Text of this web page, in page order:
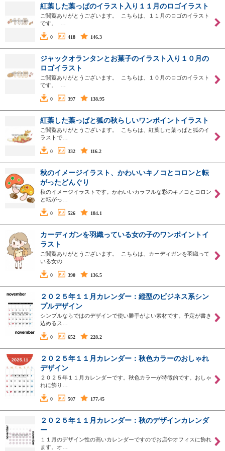
紅葉した葉っぱのイラスト入り１１月のロゴイラスト
ご閲覧ありがとうございます。 こちらは、１１月のロゴのイラスト
です。 …
0 418 146.3
ジャックオランタンとお菓子のイラスト入り１０月の
ロゴイラスト
ご閲覧ありがとうございます。 こちらは、１０月のロゴのイラスト
です。 …
0 397 138.95
紅葉した葉っぱと狐の秋らしいワンポイントイラスト
ご閲覧ありがとうございます。 こちらは、紅葉した葉っぱと狐のイ
ラストで…
0 332 116.2
秋のイメージイラスト、かわいいキノコとコロンと転
がったどんぐり
秋のイメージイラストです。かわいいカラフルな彩のキノコとコロン
と転がっ…
0 526 184.1
カーディガンを羽織っている女の子のワンポイントイ
ラスト
ご閲覧ありがとうございます。 こちらは、カーディガンを羽織って
いる女の…
0 390 136.5
２０２５年１１月カレンダー：縦型のビジネス系シン
プルデザイン
シンプルならではのデザインで使い勝手がよい素材です。予定が書き
込めるス…
0 652 228.2
２０２５年１１月カレンダー：秋色カラーのおしゃれ
デザイン
２０２５年１１月カレンダーです。秋色カラーが特徴的です。おしゃ
れに飾り…
0 507 177.45
２０２５年１１月カレンダー：秋のデザインカレンダ
ー
１１月のデザイン性の高いカレンダーですのでお店やオフィスに飾れ
ます。オ…